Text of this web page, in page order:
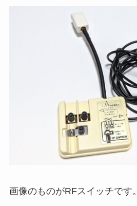
画像のものがRFスイッチです。